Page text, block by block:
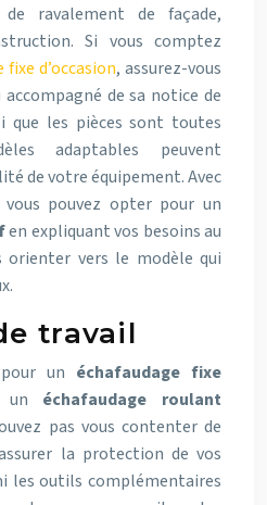
ravalement de façade,
Si vous comptez
fixe d’occasion, assurez-vous
de sa notice de
que les pièces sont toutes
adaptables peuvent
de votre équipement. Avec
pouvez opter pour un
en expliquant vos besoins au
orienter vers le modèle qui
travail
un échafaudage fixe
un échafaudage roulant
pas vous contenter de
la protection de vos
les outils complémentaires